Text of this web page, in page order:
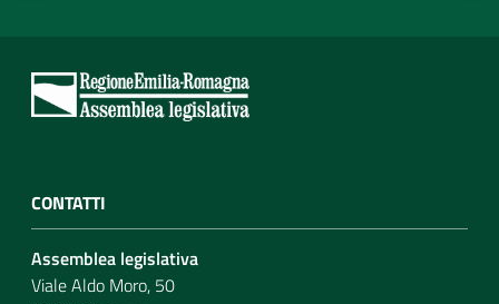
CONTATTI
Assemblea legislativa
Viale Aldo Moro, 50